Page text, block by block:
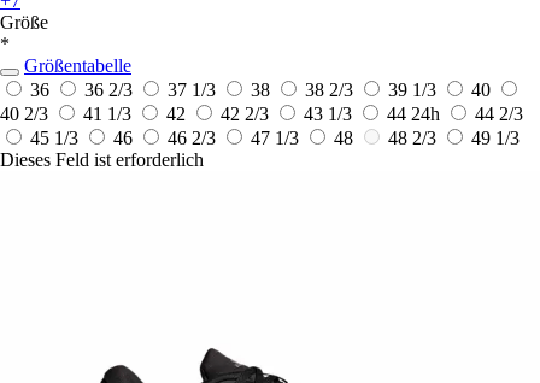
Größe
*
Größentabelle
36
36 2/3 37 1/3 38 38 2/3 39 1/3
40
40 2/3
41 1/3 42 42 2/3 43 1/3 44 24h
44 2/3
45 1/3
46 46 2/3 47 1/3 48 48 2/3
49 1/3
Dieses Feld ist erforderlich